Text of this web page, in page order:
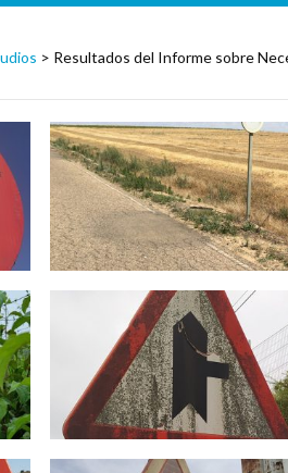
> Resultados del Informe sobre